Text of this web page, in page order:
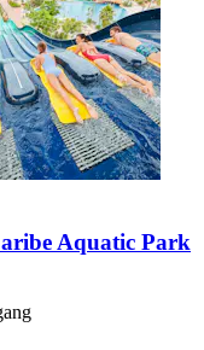
Aquatic Park